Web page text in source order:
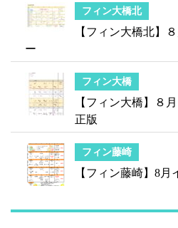
フィン大橋北
【フィン大橋北】
ー
フィン大橋
【フィン大橋】８
正版
フィン藤崎
【フィン藤崎】8